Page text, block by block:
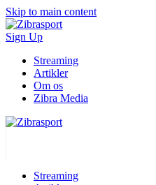
Skip to main content
Sign Up
Streaming
Artikler
Om os
Zibra Media
Streaming